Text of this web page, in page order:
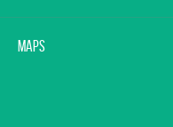
Maps